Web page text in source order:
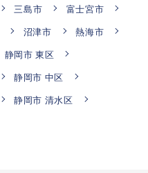
三島市
富士宮市
沼津市
熱海市
静岡市 東区
静岡市 中区
静岡市 清水区